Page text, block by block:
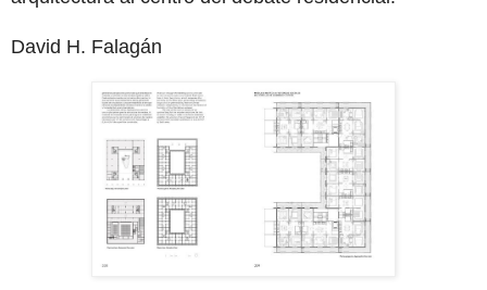
David H. Falagán